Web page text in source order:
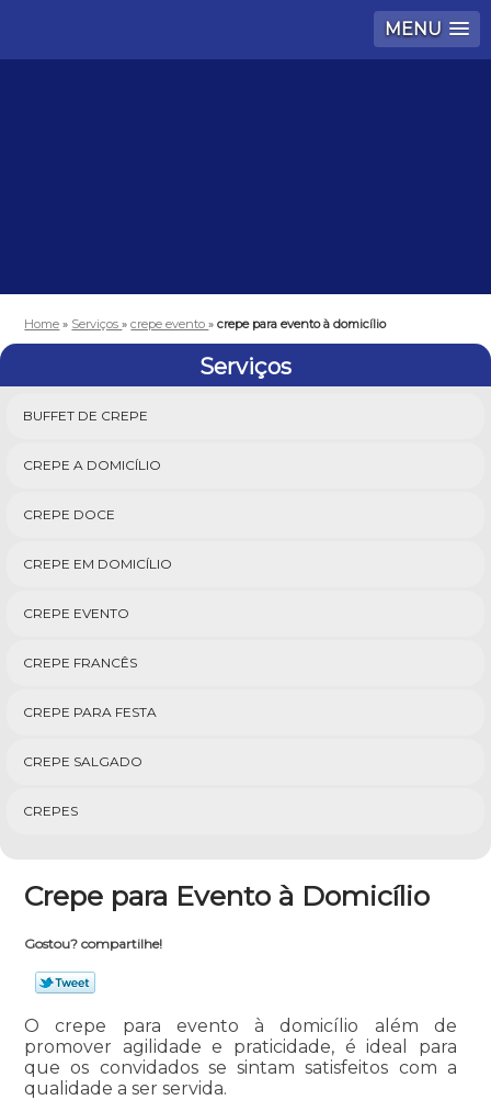
MENU
Home » Serviços»crepe evento»crepe para evento à domicílio
Serviços
BUFFET DE CREPE
CREPE A DOMICÍLIO
CREPE DOCE
CREPE EM DOMICÍLIO
CREPE EVENTO
CREPE FRANCÊS
CREPE PARA FESTA
CREPE SALGADO
CREPES
Crepe para Evento à Domicílio
Gostou? compartilhe!
O crepe para evento à domicílio além de
promover agilidade e praticidade, é ideal para
que os convidados se sintam satisfeitos com a
qualidade a ser servida.